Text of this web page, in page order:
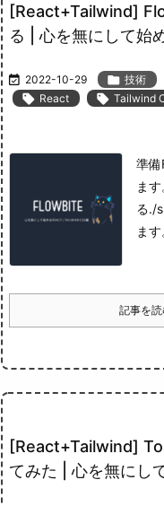
[React+Tailwind]
る | 心を無にして始
 2022-10-29  技術
 React  Tailwind
準備
ま
る./
ます
記事を
[React+Tailwind]
てみた | 心を無にし